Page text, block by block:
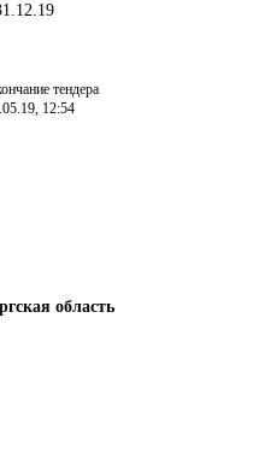
тендера
12:54
область